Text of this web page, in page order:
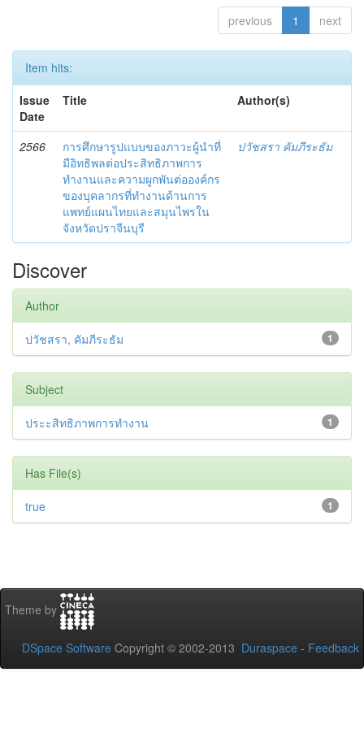
previous 1 next
Item hits:
Issue
Date
Title Author(s)
2566
การศึกษารูปแบบของภาวะผู้นำที่
มีอิทธิพลต่อประสิทธิภาพการ
ทำงานและความผูกพันต่อองค์กร
ของบุคลากรที่ทำงานด้านการ
แพทย์แผนไทยและสมุนไพรใน
จังหวัดปราจีนบุรี
ปวัชสรา คัมภีระธัม
Discover
Author
1
ปวัชสรา, คัมภีระธัม
Subject
1
ประะสิทธิภาพการทำงาน
Has File(s)
1
true
Theme by
DSpace Software Copyright © 2002-2013 Duraspace - Feedback